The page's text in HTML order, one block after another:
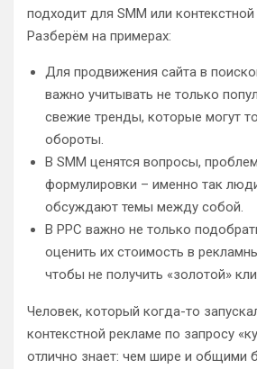
подходит для SMM или
Разберём на примерах:
Для продвижения сайта в
важно учитывать не только
свежие тренды, которые могут
обороты.
В SMM ценятся вопросы,
формулировки – именно так
обсуждают темы между собой.
В PPC важно не только
оценить их стоимость в
чтобы не получить «золотой»
Человек, который когда-то
контекстной рекламе по запросу
отлично знает: чем шире и общими